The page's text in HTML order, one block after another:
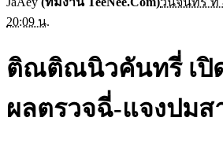
20:09 น.
ติณติณนิวคันทรี่ เปิ
ผลตรวจฉี่-แจงปมส